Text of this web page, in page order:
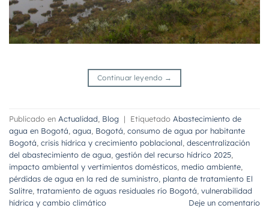
Continuar leyendo →
Publicado en Actualidad, Blog | Etiquetado Abastecimiento de
agua en Bogotá, agua, Bogotá, consumo de agua por habitante
Bogotá, crisis hídrica y crecimiento poblacional, descentralización
del abastecimiento de agua, gestión del recurso hídrico 2025,
impacto ambiental y vertimientos domésticos, medio ambiente,
pérdidas de agua en la red de suministro, planta de tratamiento El
Salitre, tratamiento de aguas residuales río Bogotá, vulnerabilidad
hídrica y cambio climático
Deje un comentario